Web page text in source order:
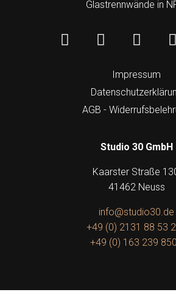
Impressum
AGB -
Studio 30 GmbH
Kaarster Straße
41462 Neuss
info@studio30.de
+49 (0) 2131 88 53
+49 (0) 163 239